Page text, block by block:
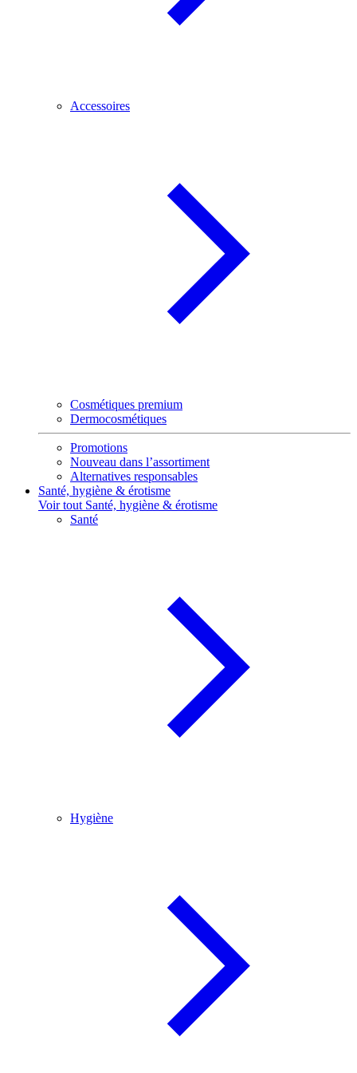
Accessoires
Cosmétiques premium
Dermocosmétiques
Promotions
Nouveau dans l’assortiment
Alternatives responsables
Santé, hygiène & érotisme
Voir tout Santé, hygiène & érotisme
Santé
Hygiène